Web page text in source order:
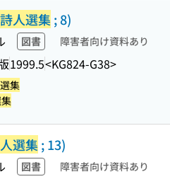
人選集 ; 8)
図書 障害者向け資料あり
1999.5<KG824-G38>
集
選集 ; 13)
図書 障害者向け資料あり